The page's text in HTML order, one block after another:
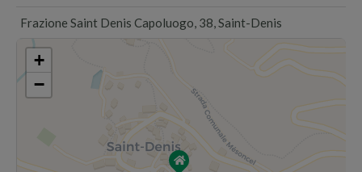
Frazione Saint Denis Capoluogo, 38, Saint-Denis
+
−